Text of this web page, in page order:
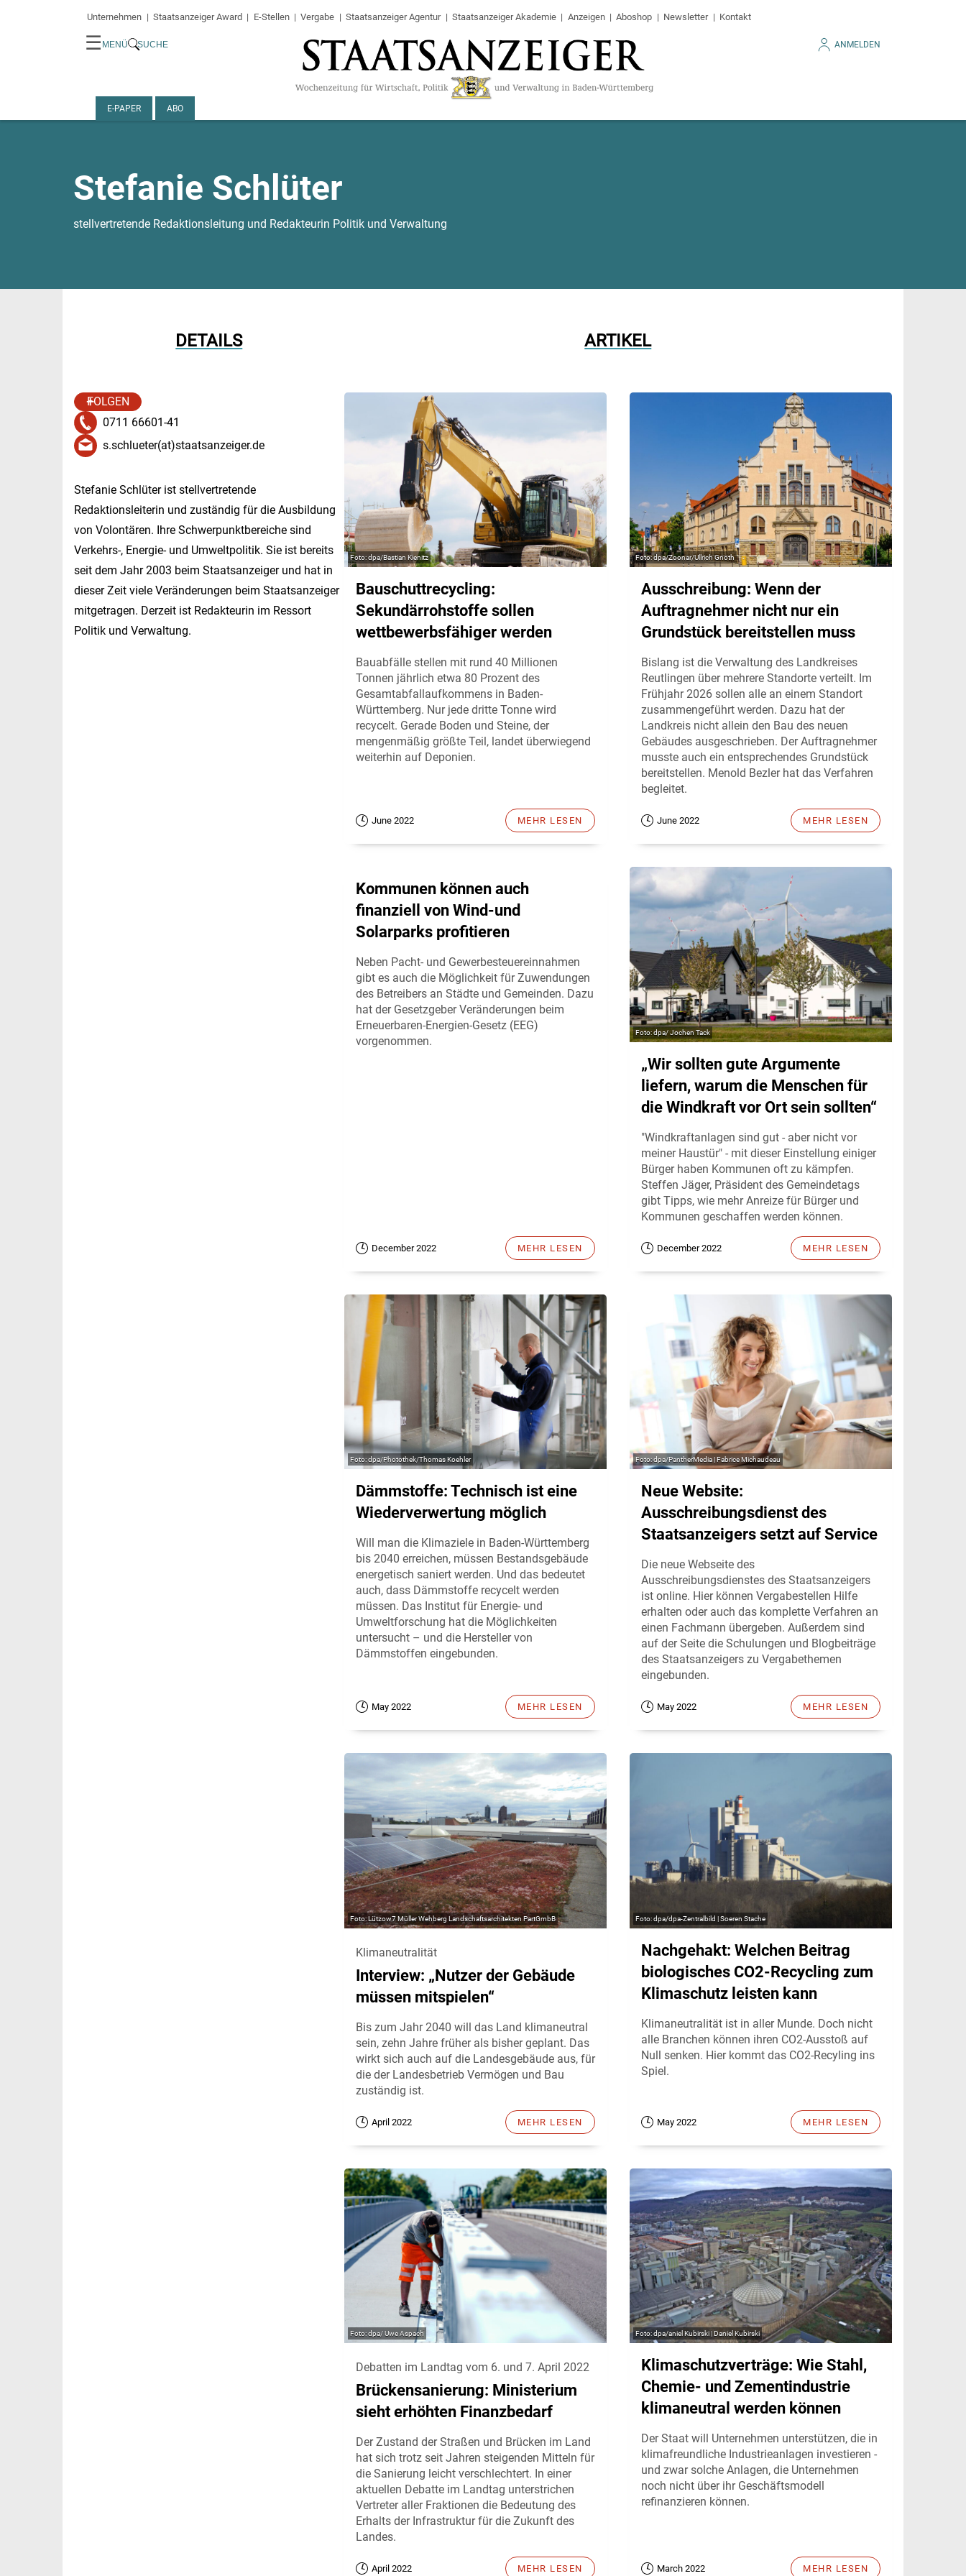
Unternehmen Staatsanzeiger Award E-Stellen Vergabe Staatsanzeiger Agentur Staatsanzeiger Akademie Anzeigen Aboshop Newsletter Kontakt
☰ MENÜ SUCHE ANMELDEN
E-PAPER ABO
Stefanie Schlüter
stellvertretende Redaktionsleitung und Redakteurin Politik und Verwaltung
DETAILS
FOLGEN
0711 66601-41
s.schlueter(at)staatsanzeiger.de
Stefanie Schlüter ist stellvertretende
Redaktionsleiterin und zuständig für die Ausbildung
von Volontären. Ihre Schwerpunktbereiche sind
Verkehrs-, Energie- und Umweltpolitik. Sie ist bereits
seit dem Jahr 2003 beim Staatsanzeiger und hat in
dieser Zeit viele Veränderungen beim Staatsanzeiger
mitgetragen. Derzeit ist Redakteurin im Ressort
Politik und Verwaltung.
ARTIKEL
dpa/Bastian Kienitz
Bauschuttrecycling:
Sekundärrohstoffe sollen
wettbewerbsfähiger werden
Bauabfälle stellen mit rund 40 Millionen
Tonnen jährlich etwa 80 Prozent des
Gesamtabfallaufkommens in Baden-
Württemberg. Nur jede dritte Tonne wird
recycelt. Gerade Boden und Steine, der
mengenmäßig größte Teil, landet überwiegend
weiterhin auf Deponien.
June 2022 MEHR LESEN
dpa/Zoonar/Ullrich Gnoth
Ausschreibung: Wenn der
Auftragnehmer nicht nur ein
Grundstück bereitstellen muss
Bislang ist die Verwaltung des Landkreises
Reutlingen über mehrere Standorte verteilt. Im
Frühjahr 2026 sollen alle an einem Standort
zusammengeführt werden. Dazu hat der
Landkreis nicht allein den Bau des neuen
Gebäudes ausgeschrieben. Der Auftragnehmer
musste auch ein entsprechendes Grundstück
bereitstellen. Menold Bezler hat das Verfahren
begleitet.
June 2022 MEHR LESEN
Kommunen können auch
finanziell von Wind-und
Solarparks profitieren
Neben Pacht- und Gewerbesteuereinnahmen
gibt es auch die Möglichkeit für Zuwendungen
des Betreibers an Städte und Gemeinden. Dazu
hat der Gesetzgeber Veränderungen beim
Erneuerbaren-Energien-Gesetz (EEG)
vorgenommen.
December 2022 MEHR LESEN
dpa/ Jochen Tack
„Wir sollten gute Argumente
liefern, warum die Menschen für
die Windkraft vor Ort sein sollten“
"Windkraftanlagen sind gut - aber nicht vor
meiner Haustür" - mit dieser Einstellung einiger
Bürger haben Kommunen oft zu kämpfen.
Steffen Jäger, Präsident des Gemeindetags
gibt Tipps, wie mehr Anreize für Bürger und
Kommunen geschaffen werden können.
December 2022 MEHR LESEN
dpa/Photothek/Thomas Koehler
Dämmstoffe: Technisch ist eine
Wiederverwertung möglich
Will man die Klimaziele in Baden-Württemberg
bis 2040 erreichen, müssen Bestandsgebäude
energetisch saniert werden. Und das bedeutet
auch, dass Dämmstoffe recycelt werden
müssen. Das Institut für Energie- und
Umweltforschung hat die Möglichkeiten
untersucht – und die Hersteller von
Dämmstoffen eingebunden.
May 2022 MEHR LESEN
dpa/PantherMedia | Fabrice Michaudeau
Neue Website:
Ausschreibungsdienst des
Staatsanzeigers setzt auf Service
Die neue Webseite des
Ausschreibungsdienstes des Staatsanzeigers
ist online. Hier können Vergabestellen Hilfe
erhalten oder auch das komplette Verfahren an
einen Fachmann übergeben. Außerdem sind
auf der Seite die Schulungen und Blogbeiträge
des Staatsanzeigers zu Vergabethemen
eingebunden.
May 2022 MEHR LESEN
Lützow7 Müller Wehberg Landschaftsarchitekten PartGmbB
Klimaneutralität
Interview: „Nutzer der Gebäude
müssen mitspielen“
Bis zum Jahr 2040 will das Land klimaneutral
sein, zehn Jahre früher als bisher geplant. Das
wirkt sich auch auf die Landesgebäude aus, für
die der Landesbetrieb Vermögen und Bau
zuständig ist.
April 2022 MEHR LESEN
dpa/dpa-Zentralbild | Soeren Stache
Nachgehakt: Welchen Beitrag
biologisches CO2-Recycling zum
Klimaschutz leisten kann
Klimaneutralität ist in aller Munde. Doch nicht
alle Branchen können ihren CO2-Ausstoß auf
Null senken. Hier kommt das CO2-Recyling ins
Spiel.
May 2022 MEHR LESEN
dpa/ Uwe Aspach
Debatten im Landtag vom 6. und 7. April 2022
Brückensanierung: Ministerium
sieht erhöhten Finanzbedarf
Der Zustand der Straßen und Brücken im Land
hat sich trotz seit Jahren steigenden Mitteln für
die Sanierung leicht verschlechtert. In einer
aktuellen Debatte im Landtag unterstrichen
Vertreter aller Fraktionen die Bedeutung des
Erhalts der Infrastruktur für die Zukunft des
Landes.
April 2022 MEHR LESEN
dpa/aniel Kubirski | Daniel Kubirski
Klimaschutzverträge: Wie Stahl,
Chemie- und Zementindustrie
klimaneutral werden können
Der Staat will Unternehmen unterstützen, die in
klimafreundliche Industrieanlagen investieren -
und zwar solche Anlagen, die Unternehmen
noch nicht über ihr Geschäftsmodell
refinanzieren können.
March 2022 MEHR LESEN